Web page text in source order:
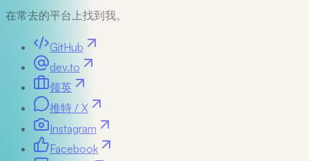
在常去的平台上找到我。
GitHub
dev.to
领英
推特 / X
Instagram
Facebook